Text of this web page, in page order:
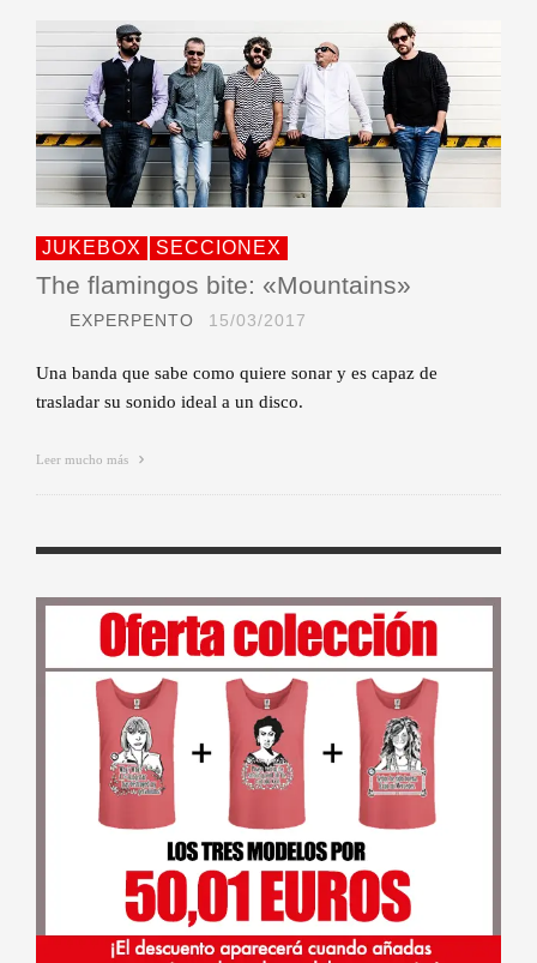
JUKEBOX SECCIONEX
The flamingos bite: «Mountains»
EXPERPENTO 15/03/2017
Una banda que sabe como quiere sonar y es capaz de
trasladar su sonido ideal a un disco.
Leer mucho más